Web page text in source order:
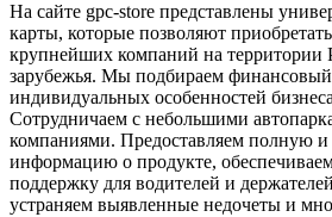
На сайте gpc-store представлены
карты, которые позволяют
крупнейших компаний на территории
зарубежья. Мы подбираем
индивидуальных особенностей
Сотрудничаем с небольшими
компаниями. Предоставляем полную и
информацию о продукте,
поддержку для водителей и
устраняем выявленные недочеты и